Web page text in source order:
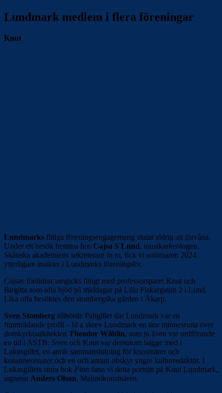
Lundmark medlem i flera föreningar
Knut
Lundmarks flitiga föreningsengagemang slutar aldrig att förvåna.
Under ett besök hemma hos Cajsa S Lund, musikarkeologen,
Skånska akademiens sekreterare m m, fick vi sommaren 2024
ytterligare insikter i Lundmarks föreningsliv.
Cajsas föräldrar umgicks flitigt med professorsparet Knut och
Birgitta som ofta bjöd på middagar på Lilla Fiskargatan 2 i Lund.
Lika ofta besöktes den stombergska gården i Åkarp.
Sven Stomberg tillhörde Paltgillet där Lundmark var en
framträdande profil – bl a skrev Lundmark en stor minnesruna över
domkyrkoarkitekten Theodor Wåhlin, som ju även var ordförande
en tid i ASTB; Sven och Knut var dessutom bägge med i
Lukasgillet, en anrik sammanslutning för konstnärer och
konstmecenater och en och annan obskyr yngre kulturredaktör. I
Lukasgillets stora bok Finn fann vi detta porträtt på Knut Lundmark,
signerat Anders Olson, Malmökonstnären.